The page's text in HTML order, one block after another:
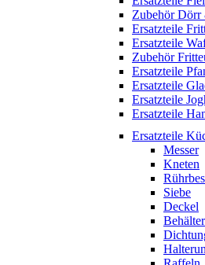
Zubehör Dörr
Ersatzteile
Ersatzteile
Zubehör
Ersatzteile
Ersatzteile
Ersatzteile
Ersatzteile
Ersatzteile
Messer
Kneten
Siebe
Deckel
Behälter